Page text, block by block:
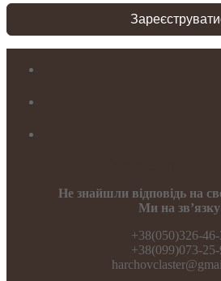
Не знайшли відповідь на
Ми на
+38(050)326-46-
+38(099)073-25-